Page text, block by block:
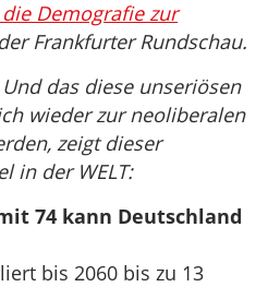
Demografie zur
Frankfurter Rundschau.
das diese unseriösen
wieder zur neoliberalen
zeigt dieser
in der WELT:
74 kann Deutschland
bis 2060 bis zu 13